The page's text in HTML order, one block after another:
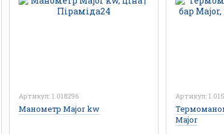
Артикул: 1.018296
Манометр Major kw
Артикул:
Major